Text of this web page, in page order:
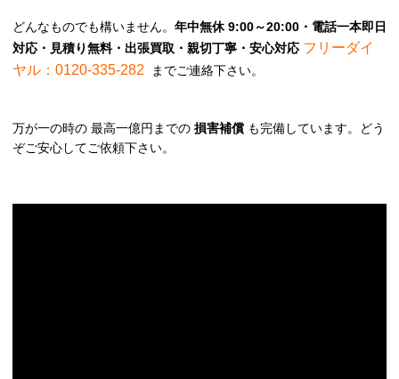
どんなものでも構いません。 年中無休 9:00～20:00・電話一本即日
対応・見積り無料・出張買取・親切丁寧・安心対応 フリーダイ
ヤル：0120-335-282
までご連絡下さい。
万が一の時の 最高一億円までの 損害補償 も完備しています。どう
ぞご安心してご依頼下さい。